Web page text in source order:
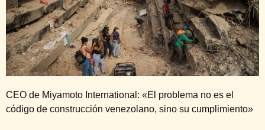
CEO de Miyamoto International: «El problema no es el
código de construcción venezolano, sino su cumplimiento»